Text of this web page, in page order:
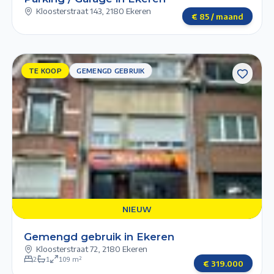
Kloosterstraat 143 2180 Ekeren
€ 85/ maand
TE KOOP GEMENGD GEBRUIK
NIEUW
TE KOOP
GEMENGD
GEBRUIK
Previous slide
Next slide
Gemengd gebruik in Ekeren
Kloosterstraat 72 2180 Ekeren
2 1 109 m² € 319.000